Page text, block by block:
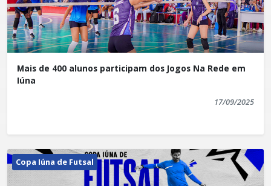
Mais de 400 alunos participam dos Jogos Na Rede em
Iúna
17/09/2025
Copa Iúna de Futsal